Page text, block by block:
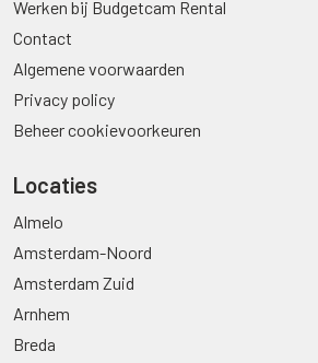
Werken bij Budgetcam Rental
Contact
Algemene voorwaarden
Privacy policy
Beheer cookievoorkeuren
Locaties
Almelo
Amsterdam-Noord
Amsterdam Zuid
Arnhem
Breda